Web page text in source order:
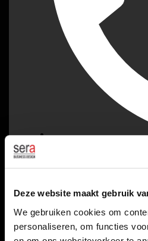
Deze website maakt gebruik
We gebruiken cookies om
personaliseren, om functies